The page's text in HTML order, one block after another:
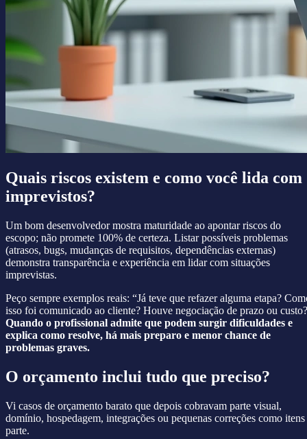
Quais riscos existem e como você lida com
imprevistos?
Um bom desenvolvedor mostra maturidade ao apontar riscos do
escopo; não promete 100% de certeza. Listar possíveis problemas
(atrasos, bugs, mudanças de requisitos, dependências externas)
demonstra transparência e experiência em lidar com situações
imprevistas.
Peço sempre exemplos reais: “Já teve que refazer alguma etapa?
isso foi comunicado ao cliente? Houve negociação de prazo ou
Quando o profissional admite que podem surgir dificuldades e
explica como resolve, há mais preparo e menor chance de
problemas graves.
O orçamento inclui tudo que preciso?
Vi casos de orçamento barato que depois cobravam parte visual,
domínio, hospedagem, integrações ou pequenas correções como itens
parte.